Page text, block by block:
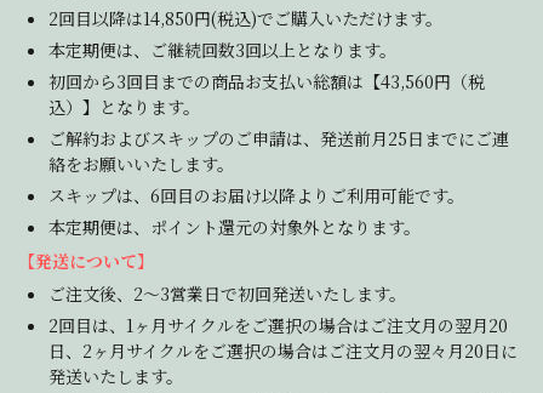
2回目以降は14,850円(税込)でご購入いただけます。
本定期便は、ご継続回数3回以上となります。
初回から3回目までの商品お支払い総額は【43,560円（税
込）】となります。
ご解約およびスキップのご申請は、発送前月25日までにご連
絡をお願いいたします。
スキップは、6回目のお届け以降よりご利用可能です。
本定期便は、ポイント還元の対象外となります。
【発送について】
ご注文後、2～3営業日で初回発送いたします。
2回目は、1ヶ月サイクルをご選択の場合はご注文月の翌月20
日、2ヶ月サイクルをご選択の場合はご注文月の翌々月20日に
発送いたします。